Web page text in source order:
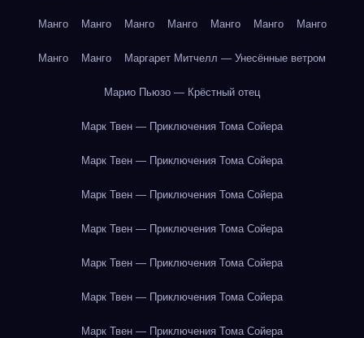
Манго Манго Манго Манго Манго Манго Манго
Манго Манго Маргарет Митчелл — Унесённые ветром
Марио Пьюзо — Крёстный отец
Марк Твен — Приключения Тома Сойера
Марк Твен — Приключения Тома Сойера
Марк Твен — Приключения Тома Сойера
Марк Твен — Приключения Тома Сойера
Марк Твен — Приключения Тома Сойера
Марк Твен — Приключения Тома Сойера
Марк Твен — Приключения Тома Сойера